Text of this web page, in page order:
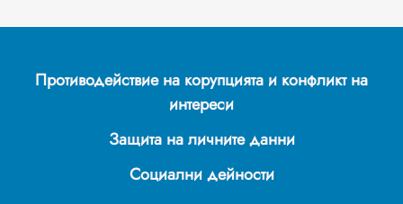
Противодействие на корупцията и конфликт на
интереси
Защита на личните данни
Социални дейности